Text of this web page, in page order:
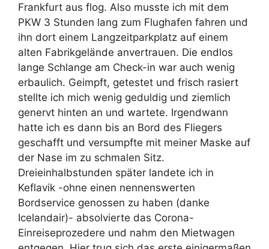
Frankfurt aus flog. Also musste ich mit dem
PKW 3 Stunden lang zum Flughafen fahren und
ihn dort einem Langzeitparkplatz auf einem
alten Fabrikgelände anvertrauen. Die endlos
lange Schlange am Check-in war auch wenig
erbaulich. Geimpft, getestet und frisch rasiert
stellte ich mich wenig geduldig und ziemlich
genervt hinten an und wartete. Irgendwann
hatte ich es dann bis an Bord des Fliegers
geschafft und versumpfte mit meiner Maske auf
der Nase im zu schmalen Sitz.
Dreieinhalbstunden später landete ich in
Keflavik -ohne einen nennenswerten
Bordservice genossen zu haben (danke
Icelandair)- absolvierte das Corona-
Einreiseprozedere und nahm den Mietwagen